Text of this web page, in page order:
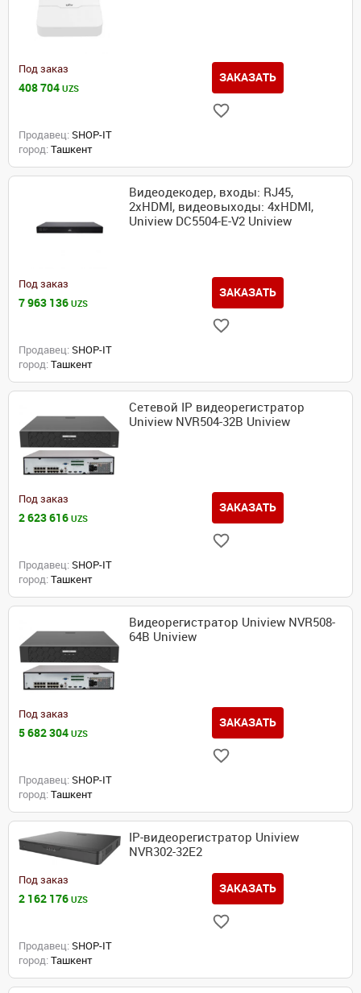
Под заказ
408 704 UZS
ЗАКАЗАТЬ
Продавец: SHOP-IT
город: Ташкент
Видеодекодер, входы: RJ45,
2xHDMI, видеовыходы: 4xHDMI,
Uniview DC5504-E-V2 Uniview
Под заказ
7 963 136 UZS
ЗАКАЗАТЬ
Продавец: SHOP-IT
город: Ташкент
Сетевой IP видеорегистратор
Uniview NVR504-32B Uniview
Под заказ
2 623 616 UZS
ЗАКАЗАТЬ
Продавец: SHOP-IT
город: Ташкент
Видеорегистратор Uniview NVR508-
64B Uniview
Под заказ
5 682 304 UZS
ЗАКАЗАТЬ
Продавец: SHOP-IT
город: Ташкент
IP-видеорегистратор Uniview
NVR302-32E2
Под заказ
2 162 176 UZS
ЗАКАЗАТЬ
Продавец: SHOP-IT
город: Ташкент